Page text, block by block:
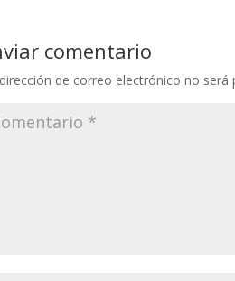
comentario
de correo electrónico no será